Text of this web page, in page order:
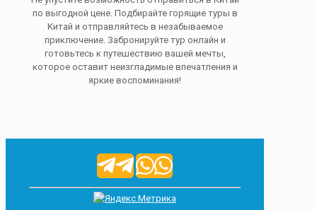
по выгодной цене. Подбирайте горящие туры в
Китай и отправляйтесь в незабываемое
приключение. Забронируйте тур онлайн и
готовьтесь к путешествию вашей мечты,
которое оставит неизгладимые впечатления и
яркие воспоминания!